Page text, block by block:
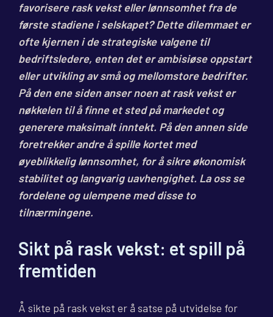
favorisere rask vekst eller lønnsomhet fra de
første stadiene i selskapet? Dette dilemmaet er
ofte kjernen i de strategiske valgene til
bedriftsledere, enten det er ambisiøse oppstart
eller utvikling av små og mellomstore bedrifter.
På den ene siden anser noen at rask vekst er
nøkkelen til å finne et sted på markedet og
generere maksimalt inntekt. På den annen side
foretrekker andre å spille kortet med
øyeblikkelig lønnsomhet, for å sikre økonomisk
stabilitet og langvarig uavhengighet. La oss se
fordelene og ulempene med disse to
tilnærmingene.
Sikt på rask vekst: et spill på
fremtiden
Å sikte på rask vekst er å satse på utvidelse for